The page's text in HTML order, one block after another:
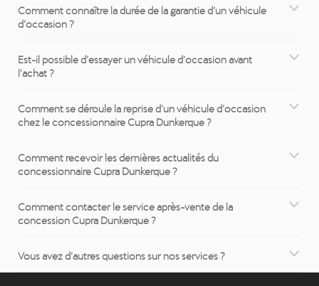
Comment connaître la durée de la garantie d’un véhicule
d’occasion ?
Est-il possible d’essayer un véhicule d’occasion avant
l’achat ?
Comment se déroule la reprise d’un véhicule d’occasion
chez le concessionnaire Cupra Dunkerque ?
Comment recevoir les dernières actualités du
concessionnaire Cupra Dunkerque ?
Comment contacter le service après-vente de la
concession Cupra Dunkerque ?
Vous avez d’autres questions sur nos services ?